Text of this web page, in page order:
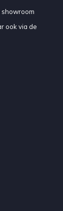
showroom
ook via de